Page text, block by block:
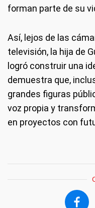
forman parte de su
Así, lejos de las
televisión, la hija de
logró construir una
demuestra que,
grandes figuras
voz propia y
en proyectos con